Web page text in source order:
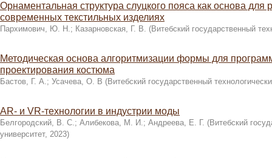
Орнаментальная структура слуцкого пояса как основа для
современных текстильных изделиях
Пархимович, Ю. Н.; Казарновская, Г. В. (Витебский государственный
Методическая основа алгоритмизации формы для
проектирования костюма
Бастов, Г. А.; Усачева, О. В (Витебский государственный
AR- и VR-технологии в индустрии моды
Белгородский, В. С.; Алибекова, М. И.; Андреева, Е. Г. (Витебский
университет, 2023)